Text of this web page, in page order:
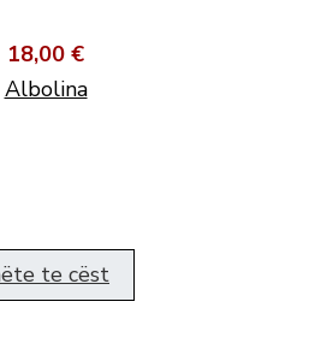
18,00 €
Albolina
te cëst